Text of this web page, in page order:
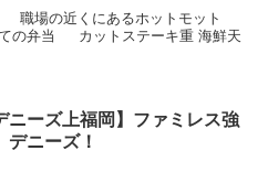
職場の近くにあるホットモット
の弁当 カットステーキ重 海鮮天
ニーズ上福岡】ファミレス強
デニーズ！